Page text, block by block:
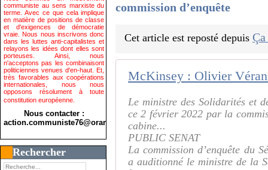
communiste au sens marxiste du
terme. Avec ce que cela implique
en matière de positions de classe
et d'exigences de démocratie
vraie. Nous nous inscrivons donc
dans les luttes anti-capitalistes et
relayons les idées dont elles sont
porteuses. Ainsi, nous
n'acceptons pas les combinaisont
politiciennes venues d'en-haut. Et,
très favorables aux coopérations
internationales, nous nous
opposons résolument à toute
constitution européenne.
Nous contacter :
action.communiste76@orange.fr>
Rechercher
commission d’enquête
Cet article est reposté depuis
Le ministre des Solidarités et
ce 2 février 2022 par la
cabine...
PUBLIC SENAT
La commission d’enquête du
a auditionné le ministre de la